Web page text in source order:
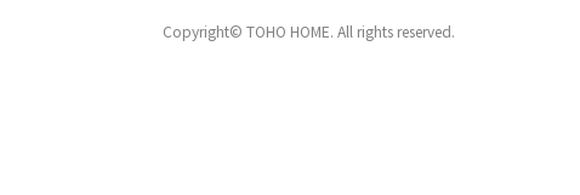
Copyright© TOHO HOME. All rights reserved.